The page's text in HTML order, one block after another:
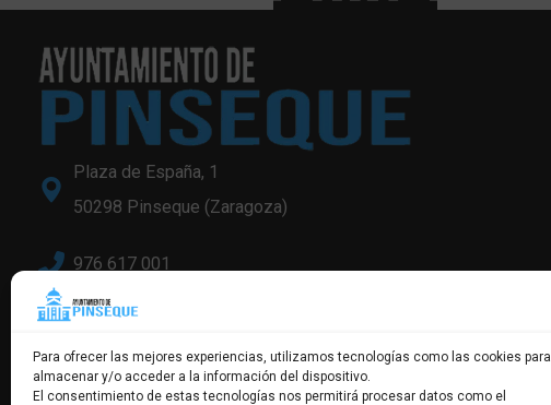
Para ofrecer las mejores experiencias, utilizamos tecnologías como las cookies para
almacenar y/o acceder a la información del dispositivo.
El consentimiento de estas tecnologías nos permitirá procesar datos como el
Plaza de España, 1
50298 Pinseque (Zaragoza)
976 617 001
info@pinseque.es